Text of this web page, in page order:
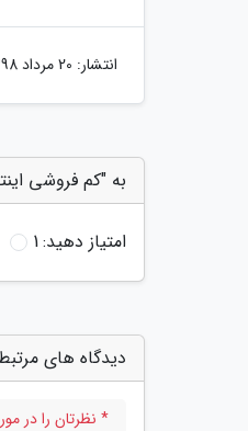
انتشار: 20 مرداد 1398
به "کم فروشی
امتیاز دهید:1
دیدگاه های
* نظرتان را در